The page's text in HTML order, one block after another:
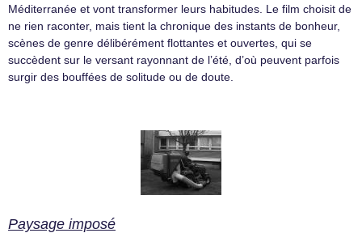
Méditerranée et vont transformer leurs habitudes. Le film choisit de
ne rien raconter, mais tient la chronique des instants de bonheur,
scènes de genre délibérément flottantes et ouvertes, qui se
succèdent sur le versant rayonnant de l’été, d’où peuvent parfois
surgir des bouffées de solitude ou de doute.
Paysage imposé